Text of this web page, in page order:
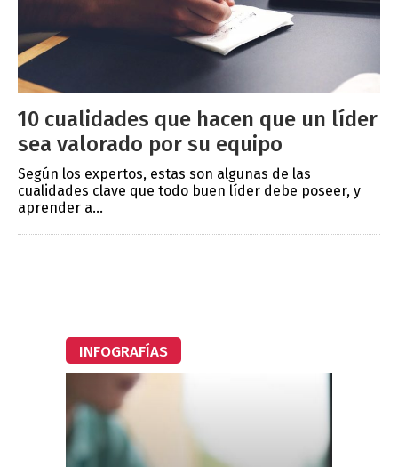
10 cualidades que hacen que un líder
sea valorado por su equipo
Según los expertos, estas son algunas de las
cualidades clave que todo buen líder debe poseer, y
aprender a...
INFOGRAFÍAS